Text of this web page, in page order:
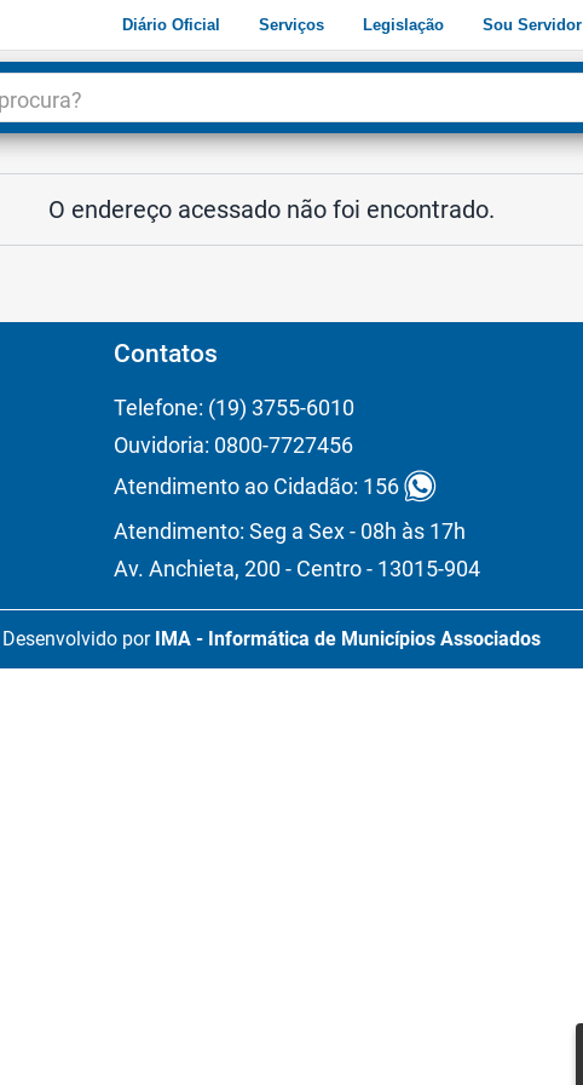
Diário Oficial Serviços Legislação Sou Servidor
O endereço acessado não foi encontrado.
Contatos
Telefone: (19) 3755-6010
Ouvidoria: 0800-7727456
Atendimento ao Cidadão: 156
Atendimento: Seg a Sex - 08h às 17h
Av. Anchieta, 200 - Centro - 13015-904
Desenvolvido por IMA - Informática de Municípios Associados